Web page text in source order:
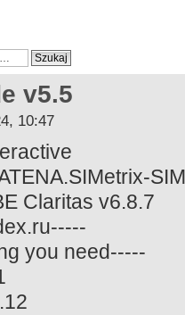
v5.5
10:47
Claritas v6.8.7
you need-----